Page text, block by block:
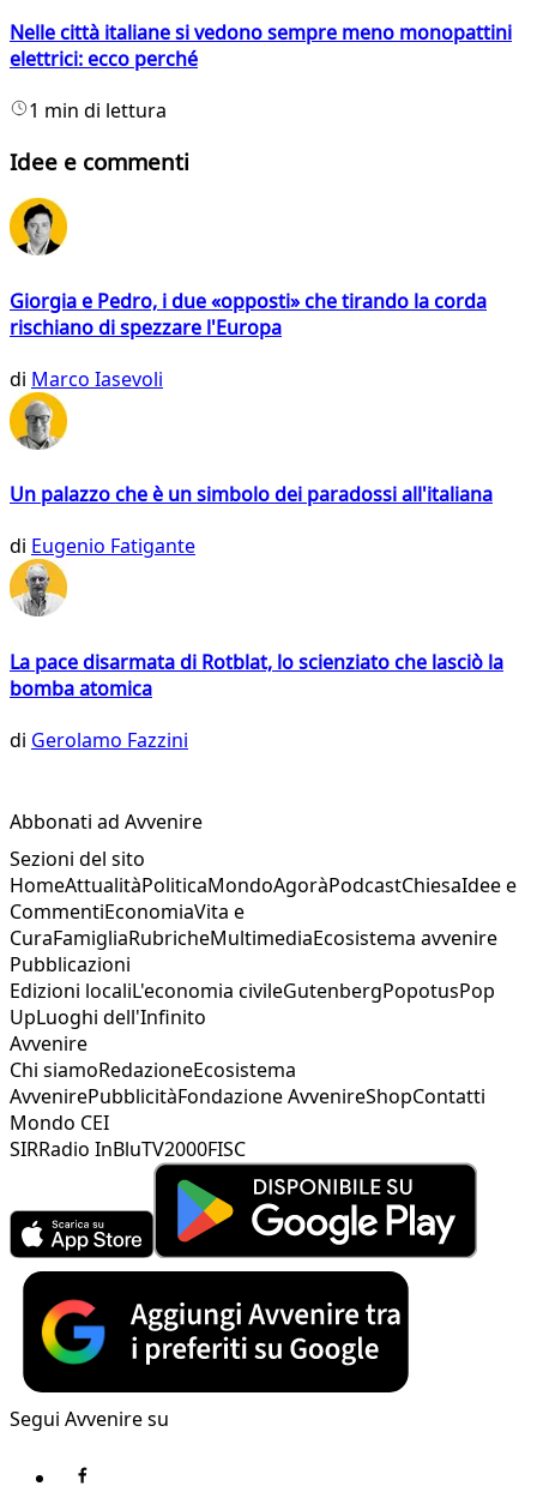
Nelle città italiane si vedono sempre meno monopattini
elettrici: ecco perché
1 min di lettura
Idee e commenti
Giorgia e Pedro, i due «opposti» che tirando la corda
rischiano di spezzare l'Europa
di Marco Iasevoli
Un palazzo che è un simbolo dei paradossi all'italiana
di Eugenio Fatigante
La pace disarmata di Rotblat, lo scienziato che lasciò la
bomba atomica
di Gerolamo Fazzini
Abbonati ad Avvenire
Sezioni del sito
HomeAttualitàPoliticaMondoAgoràPodcastChiesaIdee e
CommentiEconomiaVita e
CuraFamigliaRubricheMultimediaEcosistema avvenire
Pubblicazioni
Edizioni localiL'economia civileGutenbergPopotusPop
UpLuoghi dell'Infinito
Avvenire
Chi siamoRedazioneEcosistema
AvvenirePubblicitàFondazione AvvenireShopContatti
Mondo CEI
SIRRadio InBluTV2000FISC
Segui Avvenire su